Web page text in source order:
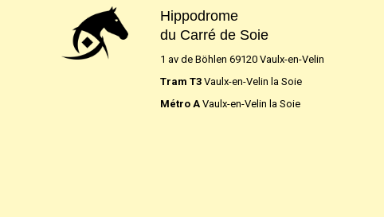
Hippodrome
du Carré de Soie
1 av de Böhlen 69120 Vaulx-en-Velin
Tram T3 Vaulx-en-Velin la Soie
Métro A Vaulx-en-Velin la Soie